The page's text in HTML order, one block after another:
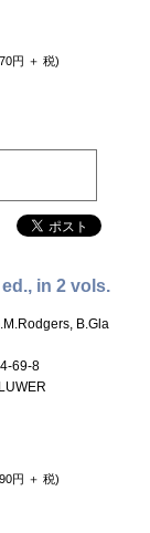
円 ＋ 税)
in 2 vols.
B.Gla
69-8
円 ＋ 税)